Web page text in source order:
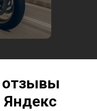
Яндекс